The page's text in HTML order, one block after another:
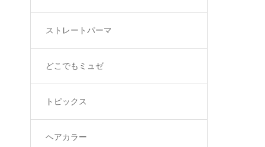
ストレートパーマ
どこでもミュゼ
トピックス
ヘアカラー